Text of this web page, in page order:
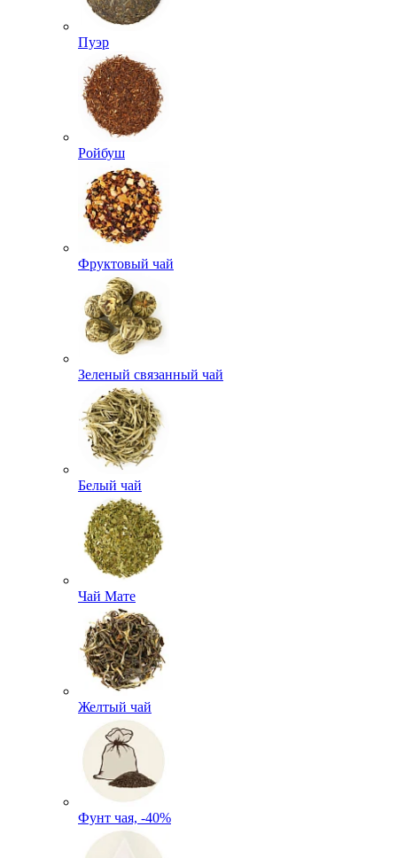
Пуэр
Ройбуш
Фруктовый чай
Зеленый связанный чай
Белый чай
Чай Мате
Желтый чай
Фунт чая, -40%